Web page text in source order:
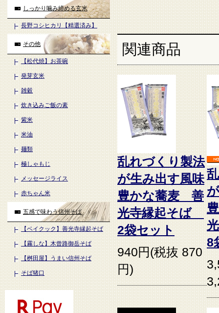
しっかり噛み締める玄米
長野コシヒカリ【精選済み】
その他
【松代焼】お茶碗
発芽玄米
雑穀
炊き込みご飯の素
紫米
米油
麺類
極しゃもじ
メッセージライス
赤ちゃん米
五感で味わう信州そば
【ベイクック】善光寺縁起そば
【霧しな】木曾路御岳そば
【桝田屋】うまい信州そば
そば猪口
関連商品
乱れづくり製法
が生み出す風味
豊かな蕎麦 善
光寺縁起そば
2袋セット
940円(税抜 870
円)
8